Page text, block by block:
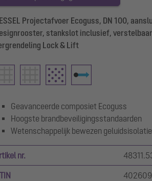
Projectafvoer Ecoguss, DN 100,
stankslot inclusief,
Lock & Lift
Geavanceerde composiet Ecoguss
Hoogste brandbeveiligingsstandaarden
Wetenschappelijk bewezen geluidsisolatie
nr.